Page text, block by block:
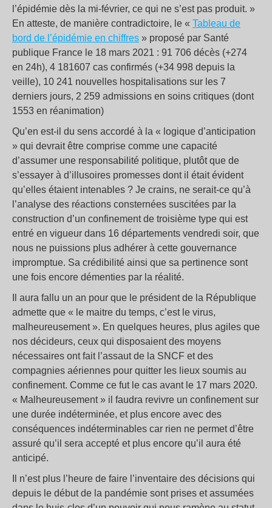
l’épidémie dès la mi-février, ce qui ne s’est pas produit. »
En atteste, de manière contradictoire, le « Tableau de
bord de l’épidémie en chiffres » proposé par Santé
publique France le 18 mars 2021 : 91 706 décès (+274
en 24h), 4 181607 cas confirmés (+34 998 depuis la
veille), 10 241 nouvelles hospitalisations sur les 7
derniers jours, 2 259 admissions en soins critiques (dont
1553 en réanimation)
Qu’en est-il du sens accordé à la « logique d’anticipation
» qui devrait être comprise comme une capacité
d’assumer une responsabilité politique, plutôt que de
s’essayer à d’illusoires promesses dont il était évident
qu’elles étaient intenables ? Je crains, ne serait-ce qu’à
l’analyse des réactions consternées suscitées par la
construction d’un confinement de troisième type qui est
entré en vigueur dans 16 départements vendredi soir, que
nous ne puissions plus adhérer à cette gouvernance
impromptue. Sa crédibilité ainsi que sa pertinence sont
une fois encore démenties par la réalité.
Il aura fallu un an pour que le président de la République
admette que « le maitre du temps, c’est le virus,
malheureusement ». En quelques heures, plus agiles que
nos décideurs, ceux qui disposaient des moyens
nécessaires ont fait l’assaut de la SNCF et des
compagnies aériennes pour quitter les lieux soumis au
confinement. Comme ce fut le cas avant le 17 mars 2020.
« Malheureusement » il faudra revivre un confinement sur
une durée indéterminée, et plus encore avec des
conséquences indéterminables car rien ne permet d’être
assuré qu’il sera accepté et plus encore qu’il aura été
anticipé.
Il n’est plus l’heure de faire l’inventaire des décisions qui
depuis le début de la pandémie sont prises et assumées